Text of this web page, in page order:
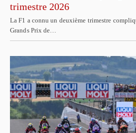
trimestre 2026
La F1 a connu un deuxième trimestre
Grands Prix de…